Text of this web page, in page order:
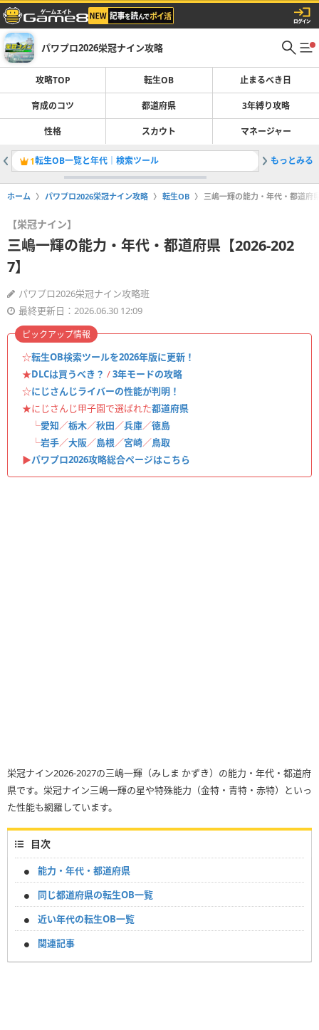
パワプロ2026栄冠ナイン攻略
攻略TOP 転生OB 止まるべき日
育成のコツ 都道府県 3年縛り攻略
性格 スカウト マネージャー
1転生OB一覧と年代｜検索ツール 2止まる
もっとみる
ホーム パワプロ2026栄冠ナイン攻略 転生OB 三嶋一輝の能力・年代・都道府
【栄冠ナイン】
三嶋一輝の能力・年代・都道府県【2026-202
7】
パワプロ2026栄冠ナイン攻略班
最終更新日：2026.06.30 12:09
☆転生OB検索ツールを2026年版に更新！
★DLCは買うべき？ /3年モードの攻略
☆にじさんじライバーの性能が判明！
★にじさんじ甲子園で選ばれた都道府県
└愛知／栃木／秋田／兵庫／徳島
└岩手／大阪／島根／宮崎／鳥取
▶︎パワプロ2026攻略総合ページはこちら
ピックアップ情報
栄冠ナイン2026-2027の三嶋一輝（みしま かずき）の能力・年代・都道府
県です。栄冠ナイン三嶋一輝の星や特殊能力（金特・青特・赤特）といっ
た性能も網羅しています。
目次
能力・年代・都道府県
同じ都道府県の転生OB一覧
近い年代の転生OB一覧
関連記事